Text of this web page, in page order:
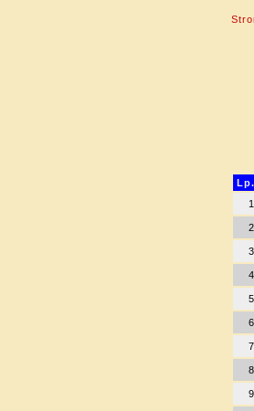
Lp.
1
2
3
4
5
6
7
8
9